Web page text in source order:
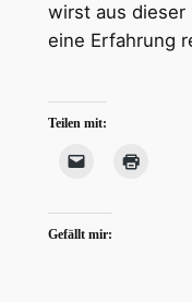
wirst aus dieser
eine Erfahrung
Teilen mit:
Gefällt mir: